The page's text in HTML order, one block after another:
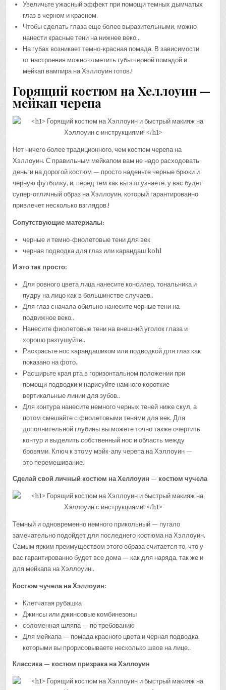
Увеличьте ужасный эффект при помощи темных дымчатых
глаз в черном и красном.
Чтобы сделать глаза еще более выразительными, можно
нанести красные тени на нижнее веко..
На губах возникает темно-красная помада. В зависимости
от настроения можно отметить губы черной помадой и
мейкап вампира на Хэллоуин готов.!
Горящий костюм на Хеллоуин —
мейкап черепа
Нет ничего более традиционного, чем костюм черепа на
Хэллоуин. С правильным мейкапом вам не надо расходовать
деньги на дорогой костюм — просто наденьте черные брюки и
черную футболку, и, перед тем как вы это узнаете, у вас будет
супер-отличный образ на Хэллоуин, который гарантированно
привлечет несколько взглядов.!
Сопутствующие материалы:
черные и темно-фиолетовые тени для век
черная подводка для глаз или карандаш kohl
И это так просто:
Для ровного цвета лица нанесите консилер, тональника и
пудру на лицо как в большинстве случаев..
Для глаз сначала обильно нанесите черные тени на
подвижное веко..
Нанесите фиолетовые тени на внешний уголок глаза и
хорошо разтушуйте..
Раскрасьте нос карандашиком или подводкой для глаз как
показано на фото..
Расширьте края рта в горизонтальном положении при
помощи подводки и нарисуйте намного короткие
вертикальные линии для зубов..
Для контура нанесите немного черных теней ниже скул, а
потом смешайте с фиолетовыми тенями для век. Для
дополнительной глубины вы можете точно также очертить
контур и выделить собственный нос и область между
бровями. Ключ к этому мэйк-апу черепа на Хэллоуин —
это перемешивание.
Сделай свой личный костюм на Хеллоуин — костюм чучела
Темный и одновременно немного прикольный — пугало
замечательно подойдет для последнего костюма на Хэллоуин.
Самым ярким преимуществом этого образа считается то, что у
вас гарантированно будет все дома — как для наряда, так же и
для мейкапа на Хэллоуин..
Костюм чучела на Хэллоуин:
Клетчатая рубашка
Джинсы или джинсовые комбинезоны
соломенная шляпа — по требованию
Для мейкапа — помада красного цвета и черная подводка,
которыми вы прорисовываете несколько швов на лице..
Классика — костюм призрака на Хэллоуин